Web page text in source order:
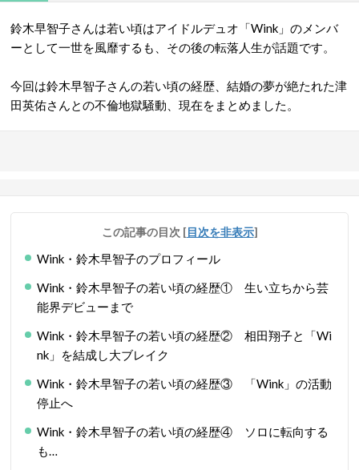
鈴木早智子さんは若い頃はアイドルデュオ「Wink」のメンバ
ーとして一世を風靡するも、その後の転落人生が話題です。
今回は鈴木早智子さんの若い頃の経歴、結婚の夢が絶たれた津
田英佑さんとの不倫地獄騒動、現在をまとめました。
この記事の目次 [目次を非表示]
Wink・鈴木早智子のプロフィール
Wink・鈴木早智子の若い頃の経歴① 生い立ちから芸
能界デビューまで
Wink・鈴木早智子の若い頃の経歴② 相田翔子と「Wi
nk」を結成し大ブレイク
Wink・鈴木早智子の若い頃の経歴③ 「Wink」の活動
停止へ
Wink・鈴木早智子の若い頃の経歴④ ソロに転向する
も…